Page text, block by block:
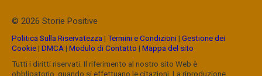
© 2026 Storie Positive
Politica Sulla Riservatezza| Termini e Condizioni| Gestione dei
Cookie| DMCA| Modulo di Contatto | Mappa del sito
Tutti i diritti riservati. Il riferimento al nostro sito Web è
obbligatorio, quando si effettuano le citazioni. La riproduzione